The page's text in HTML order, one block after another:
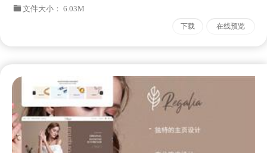
文件大小： 6.03M
下载 在线预览